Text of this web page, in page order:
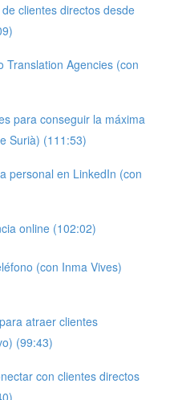
clientes directos desde
Translation Agencies (con
para conseguir la máxima
Surià) (111:53)
personal en LinkedIn (con
online (102:02)
(con Inma Vives)
atraer clientes
(99:43)
con clientes directos